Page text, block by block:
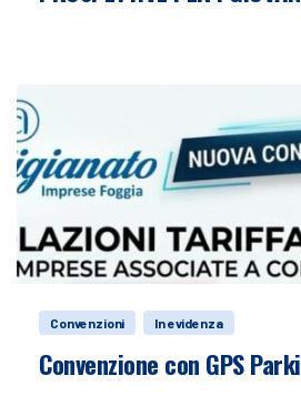
Convenzioni In evidenza
Convenzione con GPS